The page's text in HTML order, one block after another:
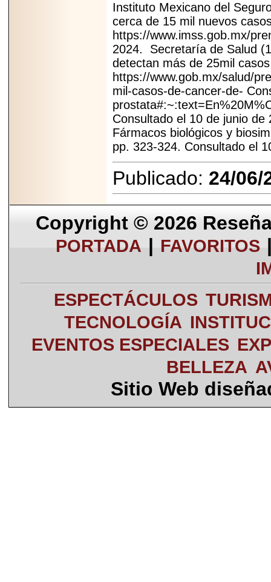
Instituto Mexicano del
cerca de 15 mil nuevos
https://www.imss.gob.mx/
2024. Secretaría de Salud
detectan más de 25mil
https://www.gob.mx/salud/
mil-casos-de-cancer-de-
Consultado el 10 de junio
Fármacos biológicos y
pp. 323-324. Consultado el
Publicado: 24/06/
Copyright © 2026
PORTADA | FAVORITOS
ESPECTÁCULOS
TECNOLOGÍA
EVENTOS ESPECIALES
BELLEZA
Sitio Web